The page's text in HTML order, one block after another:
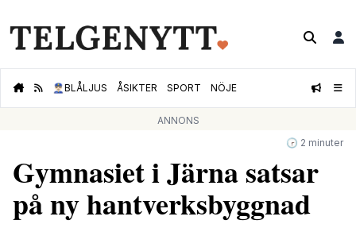
👮🏻‍♂️BLÅLJUS ÅSIKTER SPORT NÖJE
ANNONS
🕝 2 minuter
Gymnasiet i Järna satsar
på ny hantverksbyggnad